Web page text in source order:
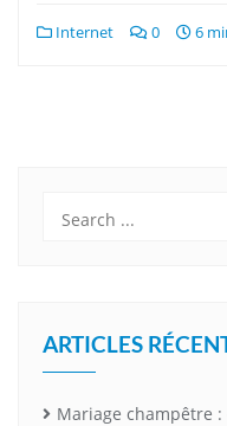
Internet 0 6
ARTICLES
Mariage champêtre